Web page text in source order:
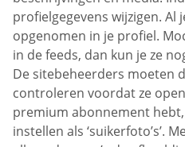
profielgegevens wijzigen.
opgenomen in je profiel.
in de feeds, dan kun je ze
De sitebeheerders moeten
controleren voordat ze
premium abonnement
instellen als ‘suikerfoto’s’.